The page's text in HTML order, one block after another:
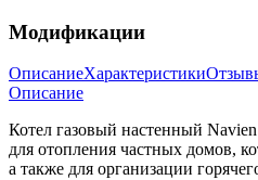
Модификации
ОписаниеХарактеристики
Описание
Котел газовый настенный
для отопления частных домов,
а также для организации